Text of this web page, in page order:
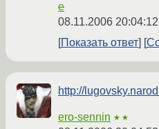
e
08.11.2006
Показать ответ
http://
ero-sennin ★★